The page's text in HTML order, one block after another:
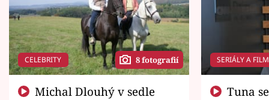
CELEBRITY 8 fotografií SERIÁLY A